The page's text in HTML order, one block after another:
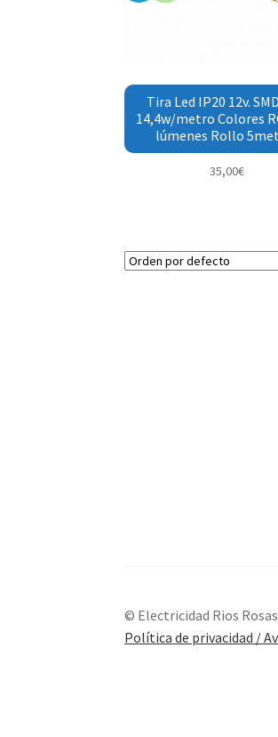
Tira Led IP20 12v.
14,4w/metro Colores
lúmenes Rollo
35,00€
© Electricidad Rios
Política de privacidad /